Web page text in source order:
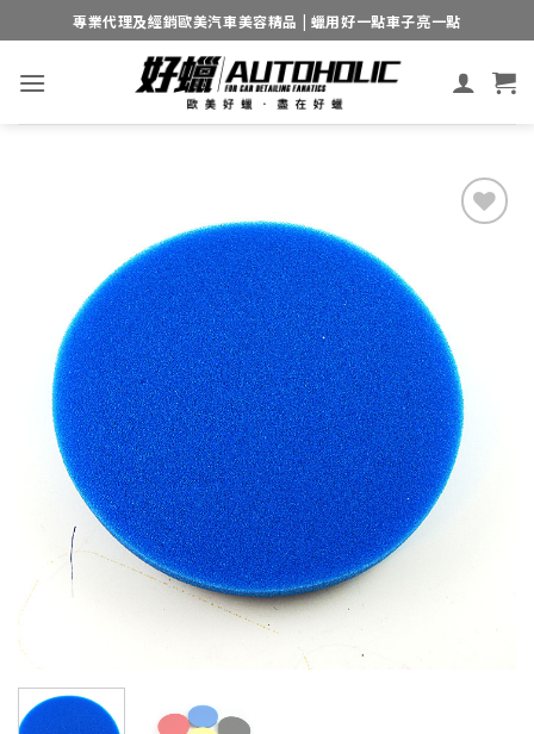
to
content
專業代理及經銷歐美汽車美容精品 | 蠟用好一點車子亮一點